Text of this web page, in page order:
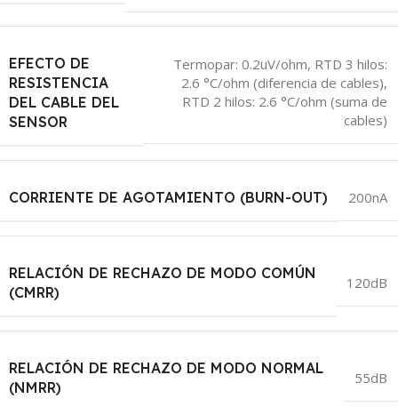
EFECTO DE
RESISTENCIA
DEL CABLE DEL
SENSOR
Termopar: 0.2uV/ohm, RTD 3 hilos:
2.6 °C/ohm (diferencia de cables),
RTD 2 hilos: 2.6 °C/ohm (suma de
cables)
CORRIENTE DE AGOTAMIENTO (BURN-OUT) 200nA
RELACIÓN DE RECHAZO DE MODO COMÚN
(CMRR)
120dB
RELACIÓN DE RECHAZO DE MODO NORMAL
(NMRR)
55dB